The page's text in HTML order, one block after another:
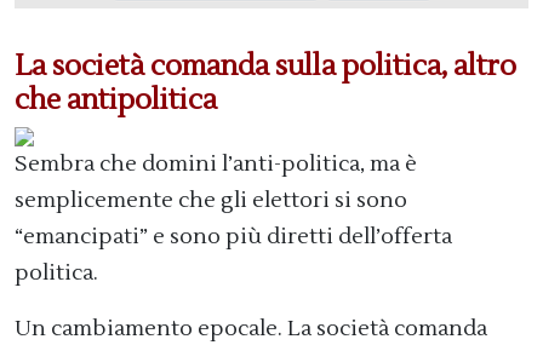
La società comanda sulla politica, altro
che antipolitica
Sembra che domini l’anti-politica, ma è
semplicemente che gli elettori si sono
“emancipati” e sono più diretti dell’offerta
politica.
Un cambiamento epocale. La società comanda